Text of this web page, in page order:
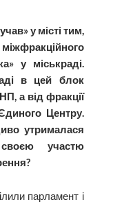
у місті тим,
у міськраді.
в цей блок
а від фракції
Центру.
утрималася
участю
парламент і